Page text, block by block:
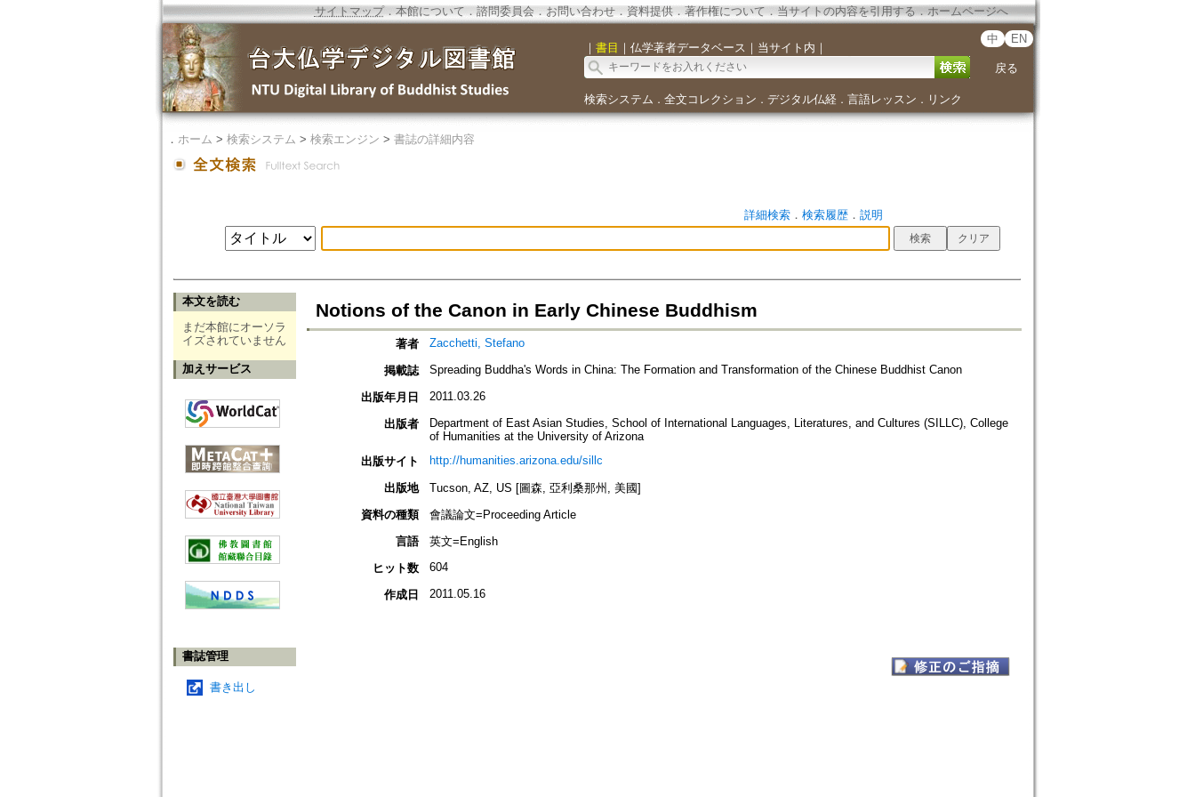
サイトマップ．本館について ． 諮問委員会． お問い合わせ． 資料提供． 著作権について．当サイトの内容を引用する ． ホームページへ
｜ 書目 ｜ 仏学著者データベース ｜ 当サイト内 ｜
中 EN
戻る
検索システム ． 全文コレクション ． デジタル仏経． 言語レッスン ． リンク
． ホーム > 検索システム > 検索エンジン > 書誌の詳細内容
詳細検索． 検索履歴． 説明
本文を読む
まだ本館にオーソラ
イズされていません
加えサービス
書誌管理
書き出し
Notions of the Canon in Early Chinese Buddhism
著者 Zacchetti, Stefano
掲載誌 Spreading Buddha's Words in China: The Formation and Transformation of the Chinese Buddhist Canon
出版年月日 2011.03.26
出版者
Department of East Asian Studies, School of International Languages, Literatures, and Cultures (SILLC), College
of Humanities at the University of Arizona
出版サイト
http://humanities.arizona.edu/sillc
出版地
Tucson, AZ, US [圖森, 亞利桑那州, 美國]
資料の種類
會議論文=Proceeding Article
言語
英文=English
ヒット数
604
作成日 2011.05.16